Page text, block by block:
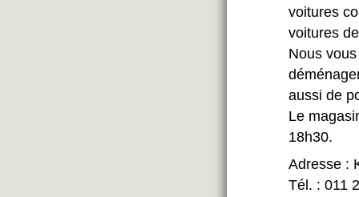
voitures
voitures
Nous
aussi de
Le
18h30.
Adresse :
Tél. : 011